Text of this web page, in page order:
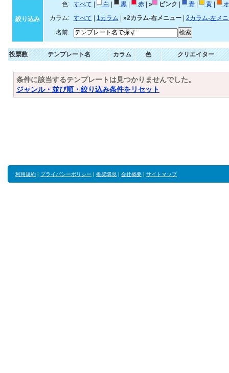
絞り込み
色: すべて 白 黒| 赤| » ピンク 青| 黄|
カラム:
すべて 1カラム »2カラム-右メニュー| 2カラム-左メ
名前:
投票数 テンプレート名 カラム 色 クリエイター
条件に該当するテンプレートは見つかりませんでした。
ジャンル・並び順・絞り込み条件をリセット
利用規約 | プライバシーポリシー | 推奨環境 | 会社概要 | サイトマップ